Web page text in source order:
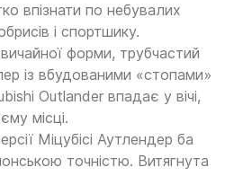
впізнати по небувалих
і спортшику.
форми, трубчастий
із вбудованими «стопами»
Outlander впадає у вічі,
місці.
Міцубісі Аутлендер ба
точністю. Витягнута